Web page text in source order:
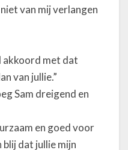
van mij verlangen
akkoord met dat
van jullie.”
Sam dreigend en
en goed voor
blij dat jullie mijn